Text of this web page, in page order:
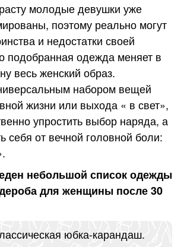
молодые девушки уже
поэтому реально могут
и недостатки своей
подобранная одежда меняет в
весь женский образ.
набором вещей
жизни или выхода « в свет»,
упростить выбор наряда, а
себя от вечной головной боли:
небольшой список одежды
для женщины после 30
юбка-карандаш.